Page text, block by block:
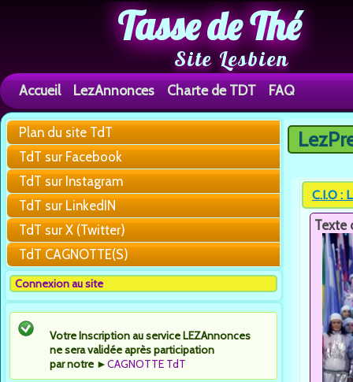
Tasse de Thé
Site Lesbien
Accueil LezAnnonces Charte de TDT FAQ
Plan du site TdT
TdT sur Facebook
TdT sur Instagram
TdT sur LinkedIN
TdT sur X (Twitter)
TdT CAGNOTTE(S)
Connexion au site
Votre Inscription au service LEZAnnonces
ne sera validée après participation
par notre ►CAGNOTTE TdT
Vous
C.I.O :
Texte